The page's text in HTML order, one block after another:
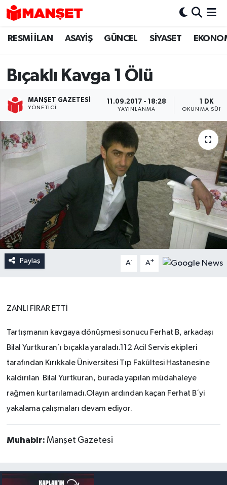
RESMİ İLAN ASAYİŞ GÜNCEL SİYASET
Bıçaklı Kavga 1 Ölü
MANŞET GAZETESI
YÖNETICI
11.09.2017 - 18:28
YAYINLANMA
1 DK
OKUNMA
Paylaş A- A+
ZANLI FİRAR ETTİ
Tartışmanın kavgaya dönüşmesi sonucu Ferhat B, arkadaşı
Bilal Yurtkuran´ı bıçakla yaraladı.112 Acil Servis ekipleri
tarafından Kırıkkale Üniversitesi Tıp Fakültesi Hastanesine
kaldırılan Bilal Yurtkuran, burada yapılan müdahaleye
rağmen kurtarılamadı.Olayın ardından kaçan Ferhat B´yi
yakalama çalışmaları devam ediyor.
Muhabir: Manşet Gazetesi
Hava Durumu
Son Dakika Haberleri
Haber Arşivi